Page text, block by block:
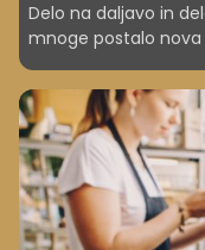
Delo na daljavo in
mnoge postalo nova
med drugim
zaposleni opravlja
svetu razširil trend
posamezniki
delovne počitnice.
počitnic?